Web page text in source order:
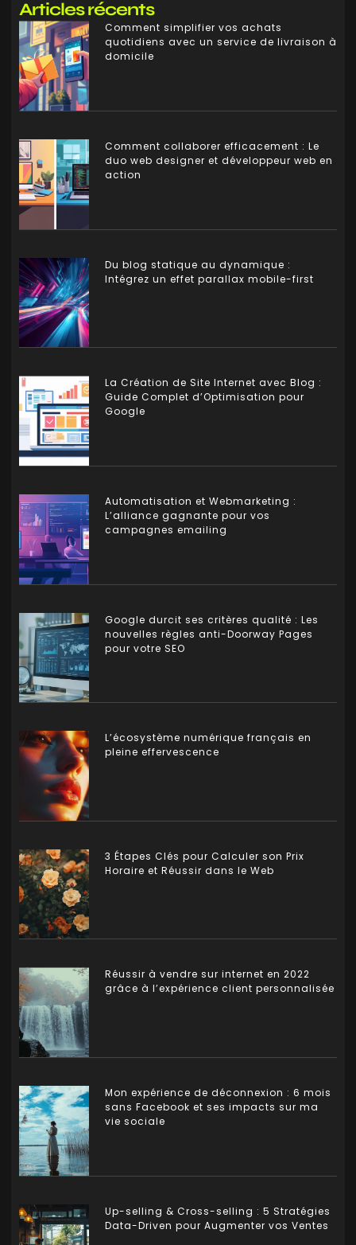
Articles récents
Comment simplifier vos achats
quotidiens avec un service de livraison à
domicile
Comment collaborer efficacement : Le
duo web designer et développeur web en
action
Du blog statique au dynamique :
Intégrez un effet parallax mobile-first
La Création de Site Internet avec Blog :
Guide Complet d’Optimisation pour
Google
Automatisation et Webmarketing :
L’alliance gagnante pour vos
campagnes emailing
Google durcit ses critères qualité : Les
nouvelles règles anti-Doorway Pages
pour votre SEO
L’écosystème numérique français en
pleine effervescence
3 Étapes Clés pour Calculer son Prix
Horaire et Réussir dans le Web
Réussir à vendre sur internet en 2022
grâce à l’expérience client personnalisée
Mon expérience de déconnexion : 6 mois
sans Facebook et ses impacts sur ma
vie sociale
Up-selling & Cross-selling : 5 Stratégies
Data-Driven pour Augmenter vos Ventes